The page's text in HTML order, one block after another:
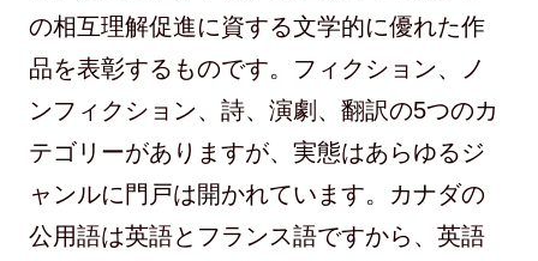
の相互理解促進に資する文学的に優れた作
品を表彰するものです。フィクション、ノ
ンフィクション、詩、演劇、翻訳の5つのカ
テゴリーがありますが、実態はあらゆるジ
ャンルに門戸は開かれています。カナダの
公用語は英語とフランス語ですから、英語